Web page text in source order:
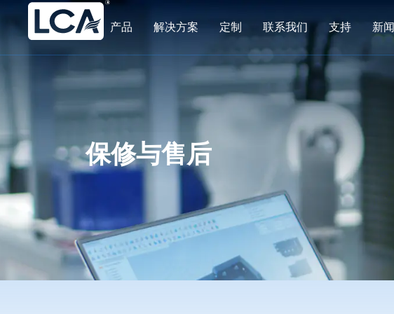
产品 解决方案 定制 联系我们 支持 新闻
保修与售后